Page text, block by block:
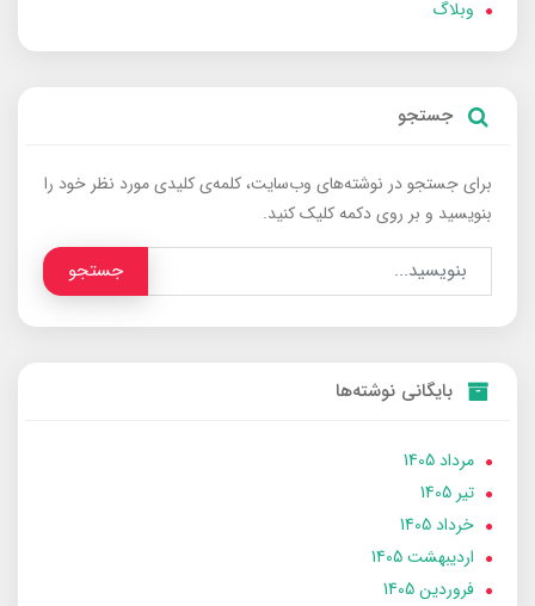
وبلاگ
جستجو
برای جستجو در نوشته‌های وب‌سایت، کلمه‌ی کلیدی مورد نظر خود را
بنویسید و بر روی دکمه کلیک کنید.
جستجو
بایگانی نوشته‌ها
مرداد 1405
تير 1405
خرداد 1405
ارديبهشت 1405
فروردین 1405